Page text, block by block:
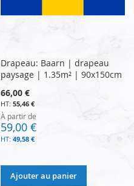
Drapeau: Baarn | drapeau
paysage | 1.35m² | 90x150cm
66,00 €
55,46 €
À partir de
59,00 €
49,58 €
Ajouter au panier